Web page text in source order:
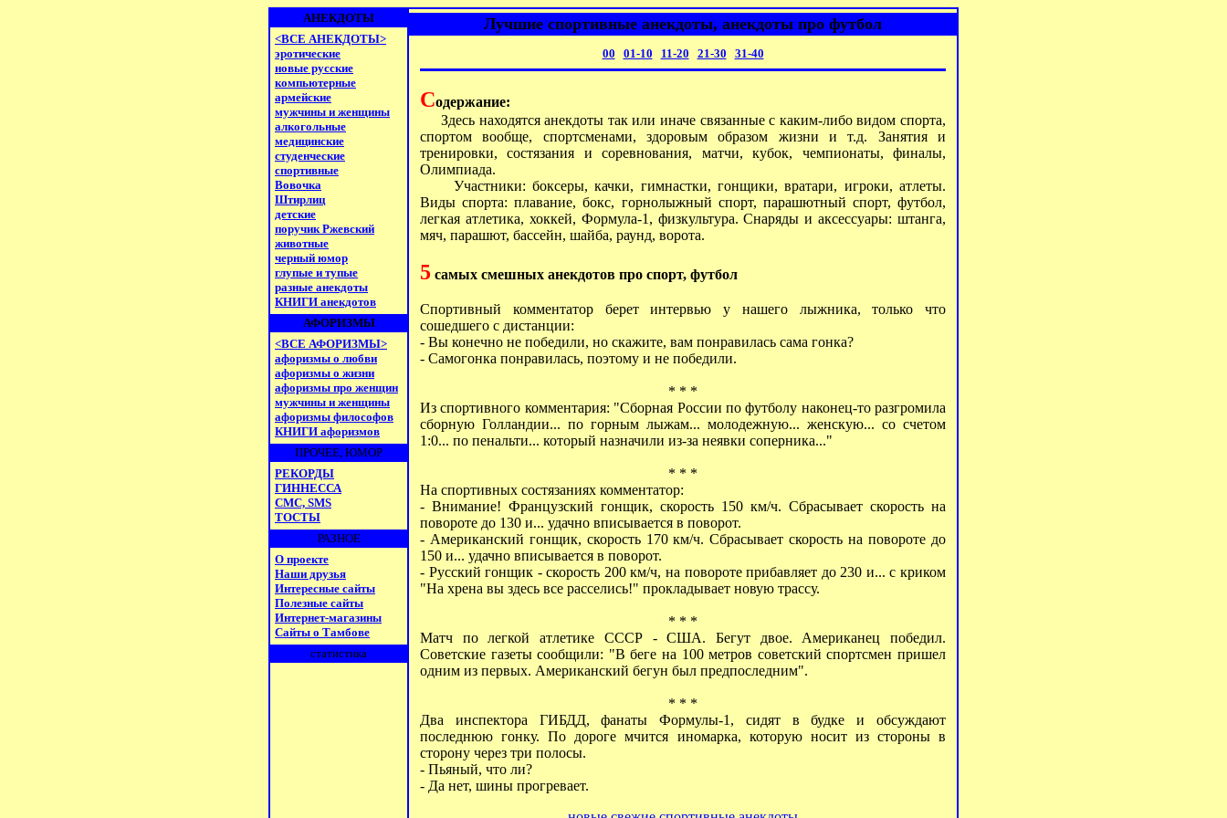
АНЕКДОТЫ
<ВСЕ АНЕКДОТЫ>
эротические
новые русские
компьютерные
армейские
мужчины и женщины
алкогольные
медицинские
студенческие
спортивные
Вовочка
Штирлиц
детские
поручик Ржевский
животные
черный юмор
глупые и тупые
разные анекдоты
КНИГИ анекдотов
АФОРИЗМЫ
<ВСЕ АФОРИЗМЫ>
афоризмы о любви
афоризмы о жизни
афоризмы про женщин
мужчины и женщины
афоризмы философов
КНИГИ афоризмов
ПРОЧЕЕ, ЮМОР
РЕКОРДЫ
ГИННЕССА
СМС, SMS
ТОСТЫ
РАЗНОЕ
О проекте
Наши друзья
Интересные сайты
Полезные сайты
Интернет-магазины
Сайты о Тамбове
статистика
Лучшие спортивные анекдоты, анекдоты про футбол
00 01-10 11-20 21-30 31-40
Содержание:
Здесь находятся анекдоты так или иначе связанные с каким-либо видом спорта,
спортом вообще, спортсменами, здоровым образом жизни и т.д. Занятия и
тренировки, состязания и соревнования, матчи, кубок, чемпионаты, финалы,
Олимпиада.
Участники: боксеры, качки, гимнастки, гонщики, вратари, игроки, атлеты.
Виды спорта: плавание, бокс, горнолыжный спорт, парашютный спорт, футбол,
легкая атлетика, хоккей, Формула-1, физкультура. Снаряды и аксессуары: штанга,
мяч, парашют, бассейн, шайба, раунд, ворота.
5 самых смешных анекдотов про спорт, футбол
Спортивный комментатор берет интервью у нашего лыжника, только что
сошедшего с дистанции:
- Вы конечно не победили, но скажите, вам понравилась сама гонка?
- Самогонка понравилась, поэтому и не победили.
* * *
Из спортивного комментария: "Сборная России по футболу наконец-то разгромила
сборную Голландии... по горным лыжам... молодежную... женскую... со счетом
1:0... по пенальти... который назначили из-за неявки соперника..."
* * *
На спортивных состязаниях комментатор:
- Внимание! Французский гонщик, скорость 150 км/ч. Сбрасывает скорость на
повороте до 130 и... удачно вписывается в поворот.
- Американский гонщик, скорость 170 км/ч. Сбрасывает скорость на повороте до
150 и... удачно вписывается в поворот.
- Русский гонщик - скорость 200 км/ч, на повороте прибавляет до 230 и... с криком
"На хрена вы здесь все расселись!" прокладывает новую трассу.
* * *
Матч по легкой атлетике СССР - США. Бегут двое. Американец победил.
Советские газеты сообщили: "В беге на 100 метров советский спортсмен пришел
одним из первых. Американский бегун был предпоследним".
* * *
Два инспектора ГИБДД, фанаты Формулы-1, сидят в будке и обсуждают
последнюю гонку. По дороге мчится иномарка, которую носит из стороны в
сторону через три полосы.
- Пьяный, что ли?
- Да нет, шины прогревает.